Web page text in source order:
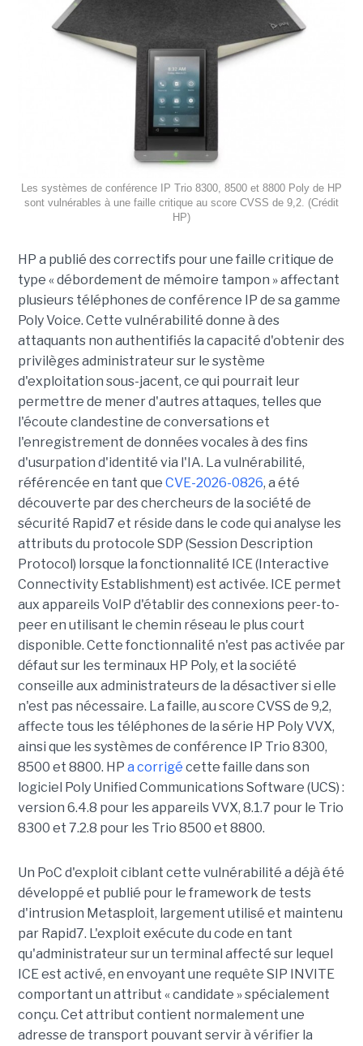
Les systèmes de conférence IP Trio 8300, 8500 et 8800 Poly de HP
sont vulnérables à une faille critique au score CVSS de 9,2. (Crédit
HP)
HP a publié des correctifs pour une faille critique de
type « débordement de mémoire tampon » affectant
plusieurs téléphones de conférence IP de sa gamme
Poly Voice. Cette vulnérabilité donne à des
attaquants non authentifiés la capacité d'obtenir des
privilèges administrateur sur le système
d'exploitation sous-jacent, ce qui pourrait leur
permettre de mener d'autres attaques, telles que
l'écoute clandestine de conversations et
l'enregistrement de données vocales à des fins
d'usurpation d'identité via l'IA. La vulnérabilité,
référencée en tant que CVE-2026-0826, a été
découverte par des chercheurs de la société de
sécurité Rapid7 et réside dans le code qui analyse les
attributs du protocole SDP (Session Description
Protocol) lorsque la fonctionnalité ICE (Interactive
Connectivity Establishment) est activée. ICE permet
aux appareils VoIP d'établir des connexions peer-to-
peer en utilisant le chemin réseau le plus court
disponible. Cette fonctionnalité n'est pas activée par
défaut sur les terminaux HP Poly, et la société
conseille aux administrateurs de la désactiver si elle
n'est pas nécessaire. La faille, au score CVSS de 9,2,
affecte tous les téléphones de la série HP Poly VVX,
ainsi que les systèmes de conférence IP Trio 8300,
8500 et 8800. HP a corrigé cette faille dans son
logiciel Poly Unified Communications Software (UCS) :
version 6.4.8 pour les appareils VVX, 8.1.7 pour le Trio
8300 et 7.2.8 pour les Trio 8500 et 8800.
Un PoC d'exploit ciblant cette vulnérabilité a déjà été
développé et publié pour le framework de tests
d'intrusion Metasploit, largement utilisé et maintenu
par Rapid7. L'exploit exécute du code en tant
qu'administrateur sur un terminal affecté sur lequel
ICE est activé, en envoyant une requête SIP INVITE
comportant un attribut « candidate » spécialement
conçu. Cet attribut contient normalement une
adresse de transport pouvant servir à vérifier la